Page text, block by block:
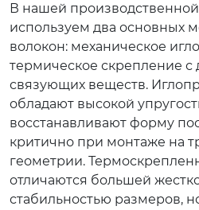
В нашей
используем два основных
волокон: механическое
термическое скрепление с
связующих веществ.
обладают высокой
восстанавливают форму
критично при монтаже на
геометрии.
отличаются большей
стабильностью размеров,